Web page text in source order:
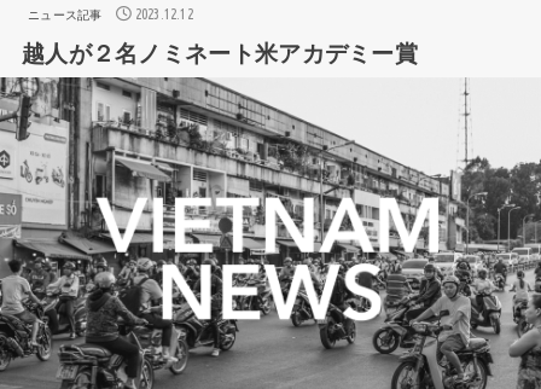
ニュース記事 2023.12.12
越人が２名ノミネート米アカデミー賞